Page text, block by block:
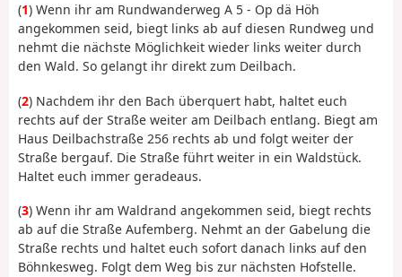
(1) Wenn ihr am Rundwanderweg A 5 - Op dä Höh
angekommen seid, biegt links ab auf diesen Rundweg und
nehmt die nächste Möglichkeit wieder links weiter durch
den Wald. So gelangt ihr direkt zum Deilbach.
(2) Nachdem ihr den Bach überquert habt, haltet euch
rechts auf der Straße weiter am Deilbach entlang. Biegt am
Haus Deilbachstraße 256 rechts ab und folgt weiter der
Straße bergauf. Die Straße führt weiter in ein Waldstück.
Haltet euch immer geradeaus.
(3) Wenn ihr am Waldrand angekommen seid, biegt rechts
ab auf die Straße Aufemberg. Nehmt an der Gabelung die
Straße rechts und haltet euch sofort danach links auf den
Böhnkesweg. Folgt dem Weg bis zur nächsten Hofstelle.